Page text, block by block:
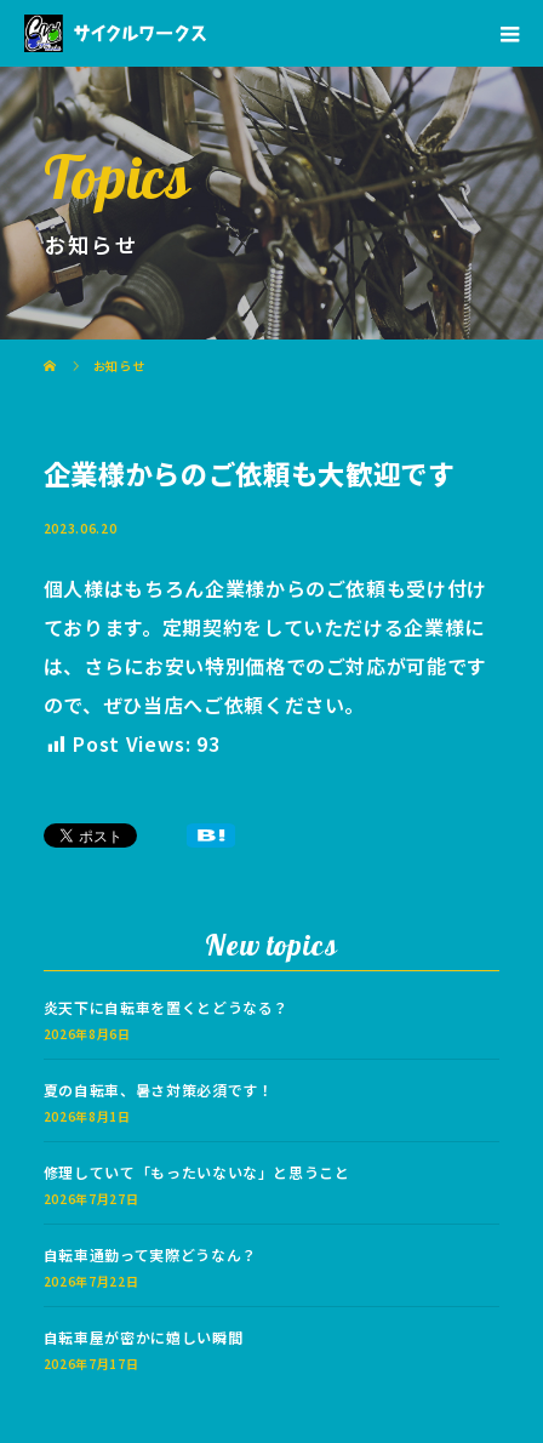
Topics
お知らせ
お知らせ
企業様からのご依頼も大歓迎です
2023.06.20
個人様はもちろん企業様からのご依頼も受け付け
ております。定期契約をしていただける企業様に
は、さらにお安い特別価格でのご対応が可能です
ので、ぜひ当店へご依頼ください。
Post Views: 93
New topics
炎天下に自転車を置くとどうなる？
2026年8月6日
夏の自転車、暑さ対策必須です！
2026年8月1日
修理していて「もったいないな」と思うこと
2026年7月27日
自転車通勤って実際どうなん？
2026年7月22日
自転車屋が密かに嬉しい瞬間
2026年7月17日